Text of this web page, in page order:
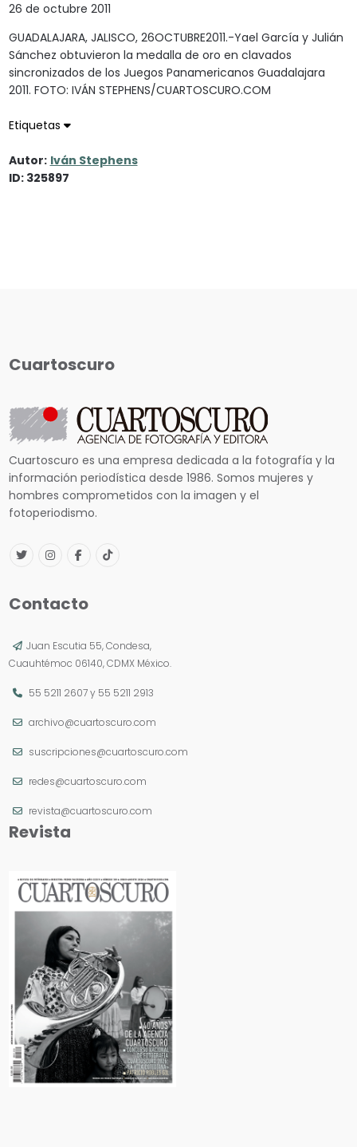
26 de octubre 2011
GUADALAJARA, JALISCO, 26OCTUBRE2011.-Yael García y Julián
Sánchez obtuvieron la medalla de oro en clavados
sincronizados de los Juegos Panamericanos Guadalajara
2011. FOTO: IVÁN STEPHENS/CUARTOSCURO.COM
Etiquetas
Autor: Iván Stephens
ID: 325897
Cuartoscuro
Cuartoscuro es una empresa dedicada a la fotografía y la
información periodística desde 1986. Somos mujeres y
hombres comprometidos con la imagen y el
fotoperiodismo.
Contacto
Juan Escutia 55, Condesa,
Cuauhtémoc 06140, CDMX México.
55 5211 2607y 55 5211 2913
archivo@cuartoscuro.com
suscripciones@cuartoscuro.com
redes@cuartoscuro.com
revista@cuartoscuro.com
Revista